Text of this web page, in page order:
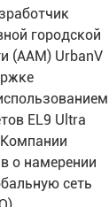
городской
(AAM) UrbanV
EL9 Ultra
о намерении
сеть